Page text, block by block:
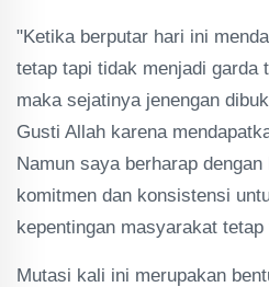
"Ketika berputar hari ini
tetap tapi tidak menjadi garda
maka sejatinya jenengan
Gusti Allah karena
Namun saya berharap
komitmen dan konsistensi
kepentingan masyarakat
Mutasi kali ini merupakan